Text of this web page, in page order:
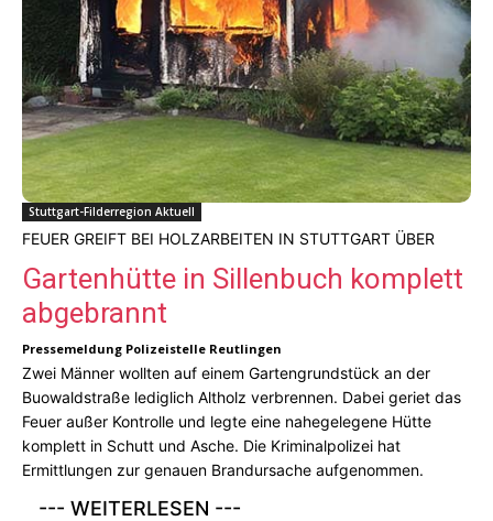
Stuttgart-Filderregion Aktuell
FEUER GREIFT BEI HOLZARBEITEN IN STUTTGART ÜBER
Gartenhütte in Sillenbuch komplett
abgebrannt
Pressemeldung Polizeistelle Reutlingen
Zwei Männer wollten auf einem Gartengrundstück an der
Buowaldstraße lediglich Altholz verbrennen. Dabei geriet das
Feuer außer Kontrolle und legte eine nahegelegene Hütte
komplett in Schutt und Asche. Die Kriminalpolizei hat
Ermittlungen zur genauen Brandursache aufgenommen.
--- WEITERLESEN ---